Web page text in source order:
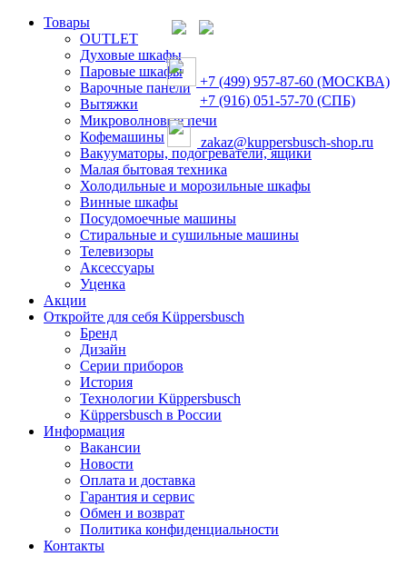
Товары
OUTLET
Духовые шкафы
Паровые шкафы
Варочные панели
Вытяжки
Микроволновые печи
Кофемашины
Вакууматоры, подогреватели, ящики
Малая бытовая техника
Холодильные и морозильные шкафы
Винные шкафы
Посудомоечные машины
Стиральные и сушильные машины
Телевизоры
Аксессуары
Уценка
Акции
Откройте для себя Küppersbusch
Бренд
Дизайн
Серии приборов
История
Технологии Küppersbusch
Küppersbusch в России
Информация
Вакансии
Новости
Оплата и доставка
Гарантия и сервис
Обмен и возврат
Политика конфиденциальности
Контакты
+7 (499) 957-87-60 (МОСКВА)
+7 (916) 051-57-70 (СПБ)
zakaz@kuppersbusch-shop.ru